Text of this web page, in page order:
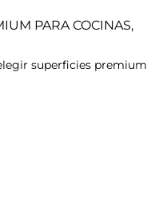
PARA COCINAS,
superficies premium